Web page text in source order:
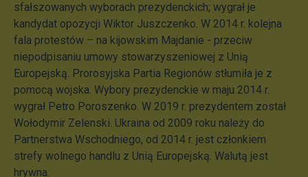
sfałszowanych wyborach prezydenckich; wygrał je
kandydat opozycji Wiktor Juszczenko. W 2014 r. kolejna
fala protestów – na kijowskim Majdanie - przeciw
niepodpisaniu umowy stowarzyszeniowej z Unią
Europejską. Prorosyjska Partia Regionów stłumiła je z
pomocą wojska. Wybory prezydenckie w maju 2014 r.
wygrał Petro Poroszenko. W 2019 r. prezydentem został
Wołodymir Zelenski. Ukraina od 2009 roku należy do
Partnerstwa Wschodniego, od 2014 r. jest członkiem
strefy wolnego handlu z Unią Europejską. Walutą jest
hrywna.